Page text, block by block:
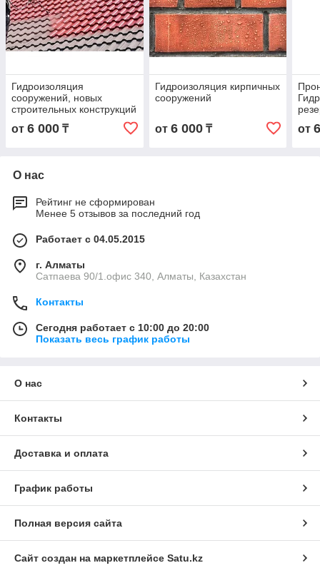
Гидроизоляция
сооружений, новых
строительных конструкций
от 6 000 ₸
Гидроизоляция кирпичных
сооружений
от 6 000₸ от
О нас
Рейтинг не сформирован
Менее 5 отзывов за последний год
Работает с 04.05.2015
г. Алматы
Сатпаева 90/1.офис 340, Алматы, Казахстан
Контакты
Сегодня работает с 10:00 до 20:00
Показать весь график работы
О нас
Контакты
Доставка и оплата
График работы
Полная версия сайта
Сайт создан на маркетплейсе Satu.kz